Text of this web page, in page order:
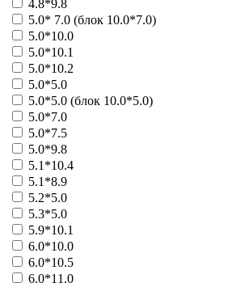
фонд социальной защиты
21030 - Россия театру
Больше
Шанс, Екатеринбург
41095 - Сейф-Лото (2005)
21076 - Игрок 21
31045 - Блиц-Шанс
41030 - Карта удачи
41120 - Джип (2007)
41103 - Блиц-Шанс
31052 - Супер Шанс
31001 - Удачный денек
4.8*9.8
5.0* 7.0 (блок 10.0*7.0)
5.0*10.0
5.0*10.1
5.0*10.2
5.0*5.0
5.0*5.0 (блок 10.0*5.0)
5.0*7.0
5.0*7.5
5.0*9.8
5.1*10.4
5.1*8.9
5.2*5.0
5.3*5.0
5.9*10.1
6.0*10.0
6.0*10.5
6.0*11.0